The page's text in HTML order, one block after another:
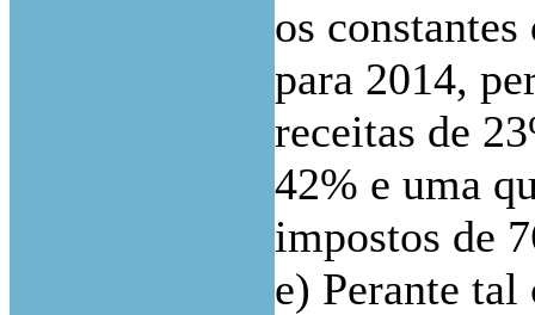
os
para 2014,
receitas de
42% e uma
impostos de
e) Perante